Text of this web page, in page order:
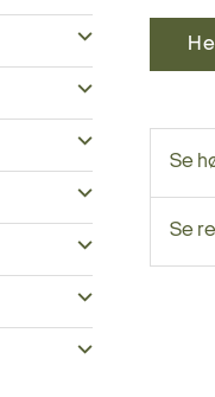
Se
Se